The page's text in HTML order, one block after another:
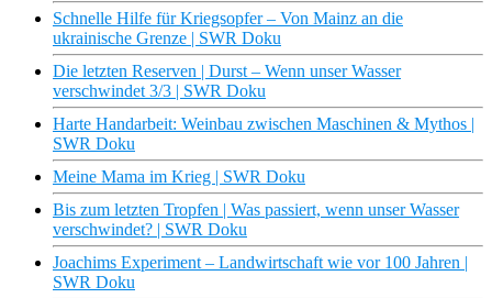
Schnelle Hilfe für Kriegsopfer – Von Mainz an die
ukrainische Grenze | SWR Doku
Die letzten Reserven | Durst – Wenn unser Wasser
verschwindet 3/3 | SWR Doku
Harte Handarbeit: Weinbau zwischen Maschinen & Mythos |
SWR Doku
Meine Mama im Krieg | SWR Doku
Bis zum letzten Tropfen | Was passiert, wenn unser Wasser
verschwindet? | SWR Doku
Joachims Experiment – Landwirtschaft wie vor 100 Jahren |
SWR Doku